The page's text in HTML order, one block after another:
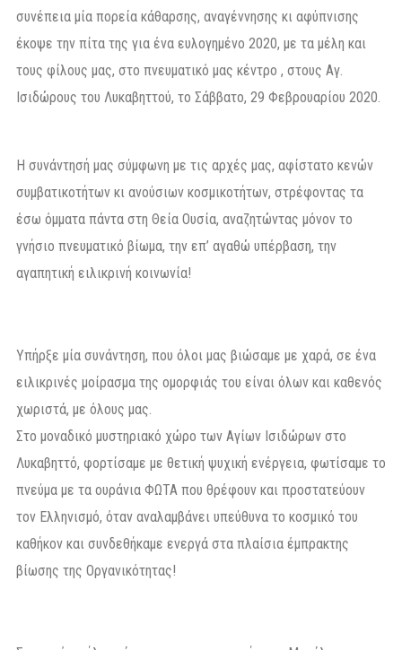
συνέπεια μία πορεία κάθαρσης, αναγέννησης κι αφύπνισης
έκοψε την πίτα της για ένα ευλογημένο 2020, με τα μέλη και
τους φίλους μας, στο πνευματικό μας κέντρο , στους Αγ.
Ισιδώρους του Λυκαβηττού, το Σάββατο, 29 Φεβρουαρίου 2020.
Η συνάντησή μας σύμφωνη με τις αρχές μας, αφίστατο κενών
συμβατικοτήτων κι ανούσιων κοσμικοτήτων, στρέφοντας τα
έσω όμματα πάντα στη Θεία Ουσία, αναζητώντας μόνον το
γνήσιο πνευματικό βίωμα, την επ’ αγαθώ υπέρβαση, την
αγαπητική ειλικρινή κοινωνία!
Υπήρξε μία συνάντηση, που όλοι μας βιώσαμε με χαρά, σε ένα
ειλικρινές μοίρασμα της ομορφιάς του είναι όλων και καθενός
χωριστά, με όλους μας.
Στο μοναδικό μυστηριακό χώρο των Αγίων Ισιδώρων στο
Λυκαβηττό, φορτίσαμε με θετική ψυχική ενέργεια, φωτίσαμε το
πνεύμα με τα ουράνια ΦΩΤΑ που θρέφουν και προστατεύουν
τον Ελληνισμό, όταν αναλαμβάνει υπεύθυνα το κοσμικό του
καθήκον και συνδεθήκαμε ενεργά στα πλαίσια έμπρακτης
βίωσης της Οργανικότητας!